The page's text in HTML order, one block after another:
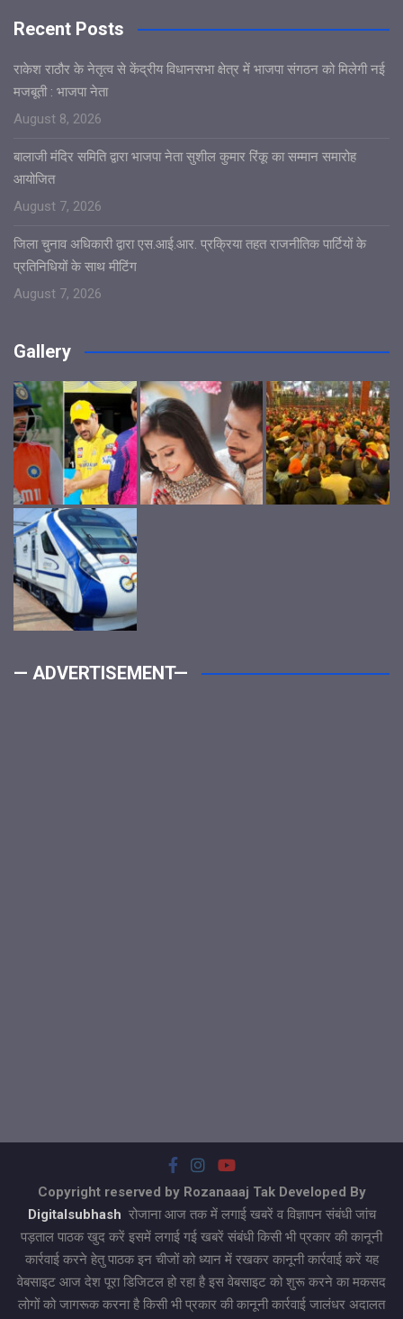
Recent Posts
राकेश राठौर के नेतृत्व से केंद्रीय विधानसभा क्षेत्र में भाजपा संगठन को मिलेगी नई
मजबूती : भाजपा नेता
August 8, 2026
बालाजी मंदिर समिति द्वारा भाजपा नेता सुशील कुमार रिंकू का सम्मान समारोह
आयोजित
August 7, 2026
जिला चुनाव अधिकारी द्वारा एस.आई.आर. प्रक्रिया तहत राजनीतिक पार्टियों के
प्रतिनिधियों के साथ मीटिंग
August 7, 2026
Gallery
— ADVERTISEMENT—
Copyright reserved by Rozanaaaj Tak Developed By
Digitalsubhash रोजाना आज तक में लगाई खबरें व विज्ञापन संबंधी जांच
पड़ताल पाठक खुद करें इसमें लगाई गई खबरें संबंधी किसी भी प्रकार की कानूनी
कार्रवाई करने हेतु पाठक इन चीजों को ध्यान में रखकर कानूनी कार्रवाई करें यह
वेबसाइट आज देश पूरा डिजिटल हो रहा है इस वेबसाइट को शुरू करने का मकसद
लोगों को जागरूक करना है किसी भी प्रकार की कानूनी कार्रवाई जालंधर अदालत